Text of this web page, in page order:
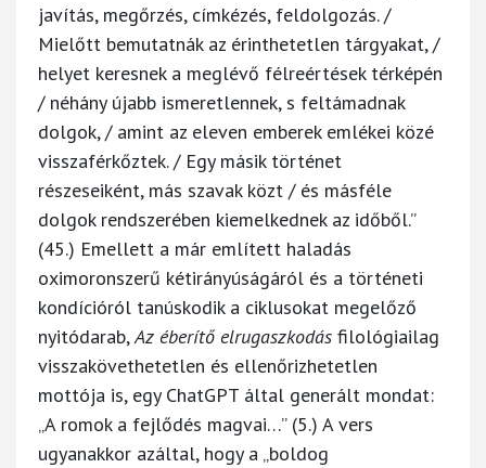
javítás, megőrzés, címkézés, feldolgozás. /
Mielőtt bemutatnák az érinthetetlen tárgyakat, /
helyet keresnek a meglévő félreértések térképén
/ néhány újabb ismeretlennek, s feltámadnak
dolgok, / amint az eleven emberek emlékei közé
visszaférkőztek. / Egy másik történet
részeseiként, más szavak közt / és másféle
dolgok rendszerében kiemelkednek az időből.”
(45.) Emellett a már említett haladás
oximoronszerű kétirányúságáról és a történeti
kondícióról tanúskodik a ciklusokat megelőző
nyitódarab, Az éberítő elrugaszkodás filológiailag
visszakövethetetlen és ellenőrizhetetlen
mottója is, egy ChatGPT által generált mondat:
„A romok a fejlődés magvai…” (5.) A vers
ugyanakkor azáltal, hogy a „boldog